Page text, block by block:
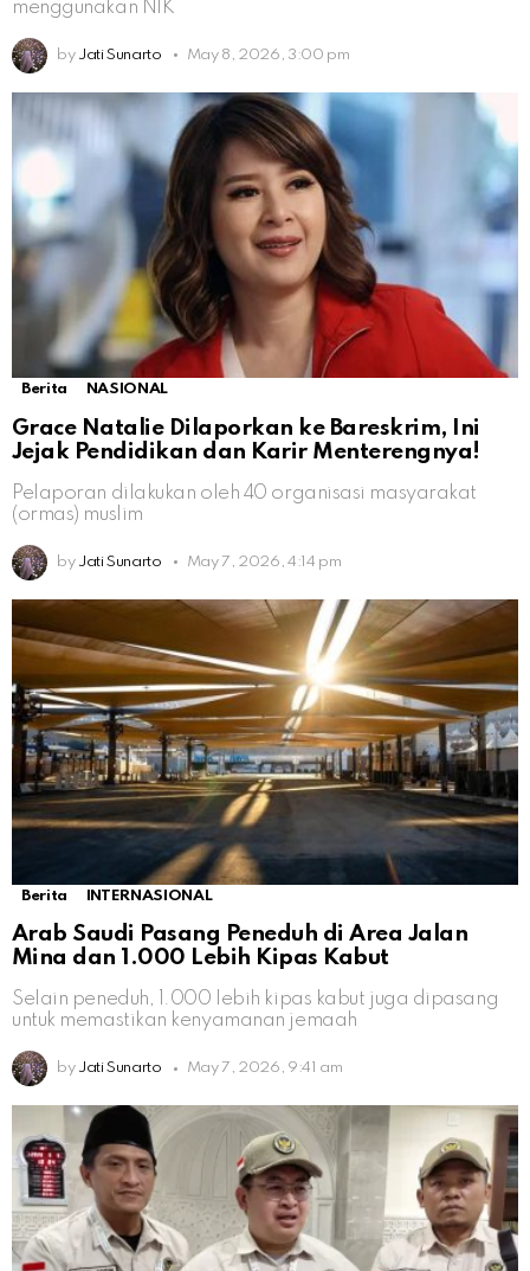
menggunakan NIK
by Jati Sunarto May 8, 2026, 3:00 pm
Berita NASIONAL
Grace Natalie Dilaporkan ke Bareskrim, Ini
Jejak Pendidikan dan Karir Menterengnya!
Pelaporan dilakukan oleh 40 organisasi masyarakat
(ormas) muslim
by Jati Sunarto May 7, 2026, 4:14 pm
Berita INTERNASIONAL
Arab Saudi Pasang Peneduh di Area Jalan
Mina dan 1.000 Lebih Kipas Kabut
Selain peneduh, 1.000 lebih kipas kabut juga dipasang
untuk memastikan kenyamanan jemaah
by Jati Sunarto May 7, 2026, 9:41 am